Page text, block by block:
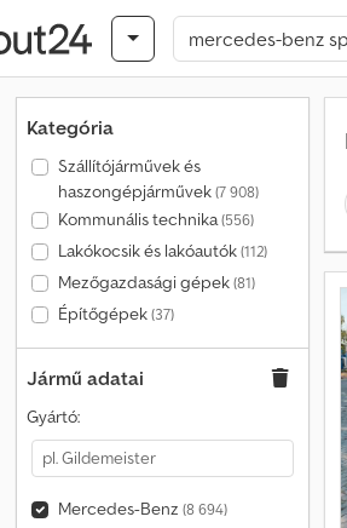
Kategória
Szállítójárművek és
haszongépjárművek(7 908)
Kommunális technika(556)
Lakókocsik és lakóautók(112)
Mezőgazdasági gépek(81)
Építőgépek(37)
Jármű adatai
Gyártó:
Mercedes-Benz (8 694)